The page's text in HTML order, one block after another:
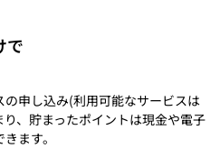
で
申し込み(利用可能なサービスは
、貯まったポイントは現金や電子
ます。